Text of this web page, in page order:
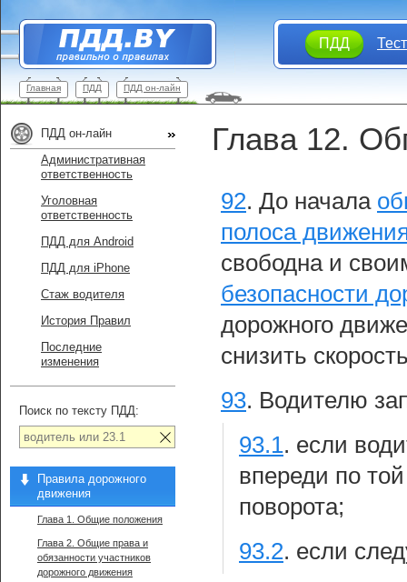
ПДД
Главная ПДД ПДД он-лайн
Глава 12.
92. До начала
полоса
свободна и
безопасности
дорожного
снизить
93. Водителю
93.1. если
впереди по
поворота;
93.2. если
ПДД он-лайн
Административная
ответственность
Уголовная
ответственность
ПДД для Android
ПДД для iPhone
Стаж водителя
История Правил
Последние
изменения
Поиск по тексту ПДД:
Правила дорожного
движения
Глава 1. Общие положения
Глава 2. Общие права и
обязанности участников
дорожного движения